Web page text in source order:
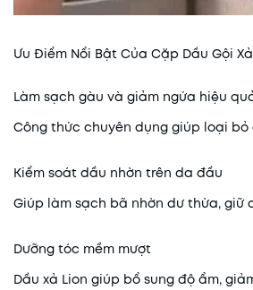
Ưu Điểm Nổi Bật Của Cặp Dầu Gội
Làm sạch gàu và giảm ngứa hiệu
Công thức chuyên dụng giúp loại
Kiểm soát dầu nhờn trên da đầu
Giúp làm sạch bã nhờn dư thừa,
Dưỡng tóc mềm mượt
Dầu xả Lion giúp bổ sung độ ẩm,